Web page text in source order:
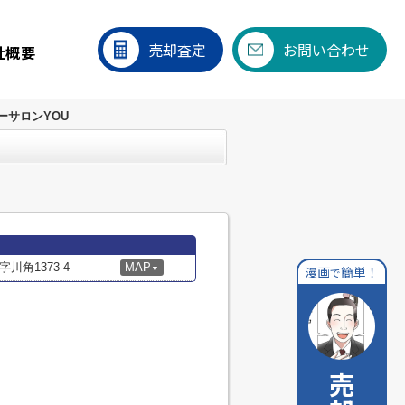
概要 売却査定 お問い合わせ
漫画で簡単！
サロンYOU
川角1373-4 MAP ▼